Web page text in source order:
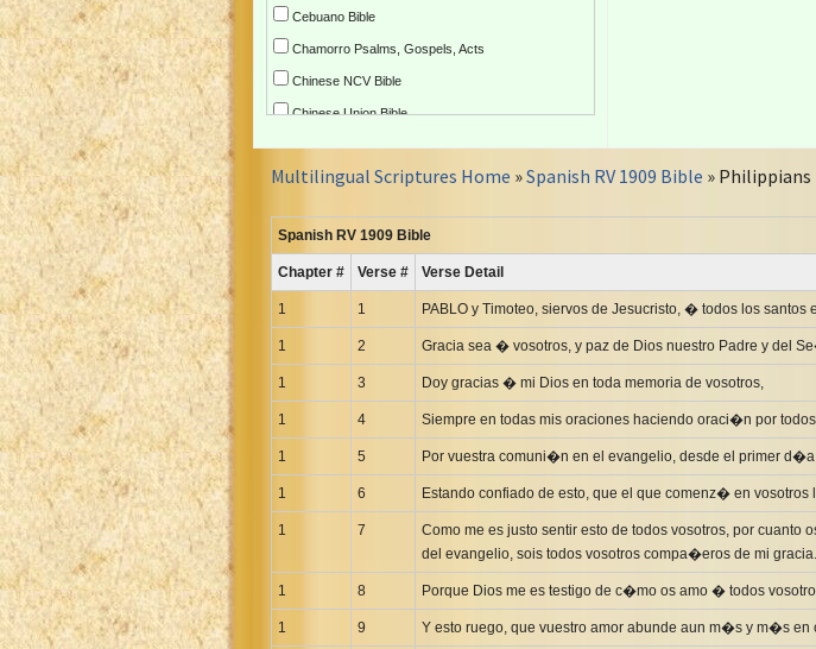
Cebuano Bible
Chamorro Psalms, Gospels, Acts
Chinese NCV Bible
Chinese Union Bible
Czech Kralicka Bible
Dutch Staten Vertaling Bible
Eng. KJV&Book of Mormon
English YLT 1898 Bible
Estonian Genesis New Testament
Finnish 1776 Bible
Finnish 1938 Bible
French Louis Segond Bible
Gaelic (Manx) Selections
Gaelic (Scottish) Mark
Georgian Gospels Acts James
German Luther 1912 Bible
Gothic NT AmbrosianusA Partial
Multilingual Scriptures Home »Spanish RV 1909 Bible » Philippians
Spanish RV 1909 Bible
Chapter # Verse # Verse Detail
1 1 PABLO y Timoteo, siervos de Jesucristo, � todos los
1 2 Gracia sea � vosotros, y paz de Dios nuestro Padre y del
1 3 Doy gracias � mi Dios en toda memoria de vosotros,
1 4 Siempre en todas mis oraciones haciendo oraci�n por
1 5 Por vuestra comuni�n en el evangelio, desde el primer
1 6 Estando confiado de esto, que el que comenz� en
1 7
Como me es justo sentir esto de todos vosotros, por
del evangelio, sois todos vosotros compa�eros de mi gracia.
1 8 Porque Dios me es testigo de c�mo os amo � todos
1 9 Y esto ruego, que vuestro amor abunde aun m�s y m�s en